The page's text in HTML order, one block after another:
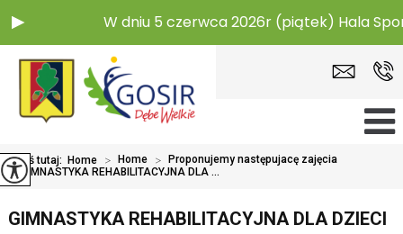
W dniu 5 czerwca 2026r (piątek) Hala
Jesteś tutaj: Home > Home > Proponujemy następujacę zajęcia
> GIMNASTYKA REHABILITACYJNA DLA ...
GIMNASTYKA REHABILITACYJNA DLA DZIECI